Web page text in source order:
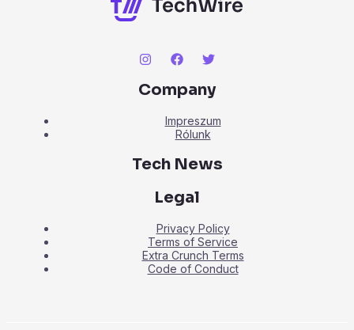
Company
Impreszum
Rólunk
Tech News
Legal
Privacy Policy
Terms of Service
Extra Crunch Terms
Code of Conduct